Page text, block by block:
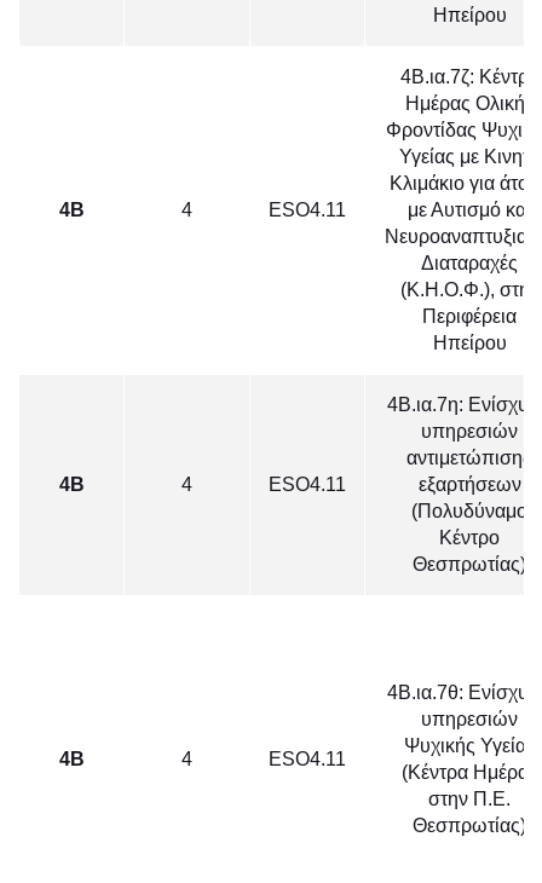
Ηπείρου
4Β 4 ΕSO4.11
4Β.ια.7ζ: Κέντρο
Ημέρας Ολικής
Φροντίδας
Υγείας με Κινητό
Κλιμάκιο για
με Αυτισμό και
Διαταραχές
(Κ.Η.Ο.Φ.), στην
Περιφέρεια
Ηπείρου
4Β 4 ΕSO4.11
4Β.ια.7η:
υπηρεσιών
αντιμετώπισης
εξαρτήσεων
(Πολυδύναμο
Κέντρο
Θεσπρωτίας)
4Β 4 ΕSO4.11
4Β.ια.7θ:
υπηρεσιών
Ψυχικής Υγείας
(Κέντρα Ημέρας
στην Π.Ε.
Θεσπρωτίας)